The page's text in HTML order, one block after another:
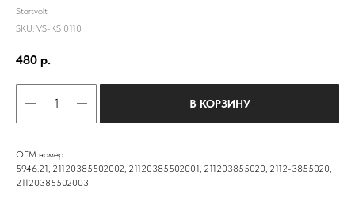
Startvolt
SKU: VS-KS 0110
480 р.
В КОРЗИНУ
OEM номер
5946.21, 21120385502002, 21120385502001, 211203855020, 2112-3855020,
21120385502003